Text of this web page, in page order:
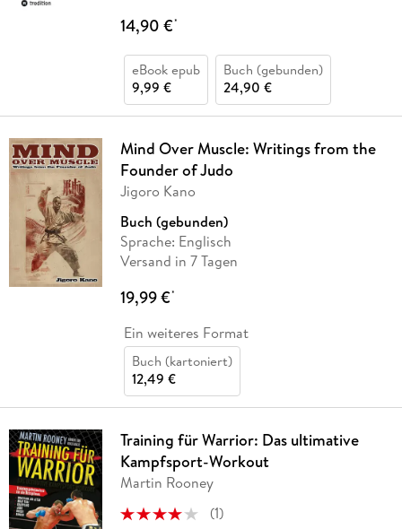
14,90 €*
eBook epub
9,99 €
Buch (gebunden)
24,90 €
Mind Over Muscle: Writings from the
Founder of Judo
Jigoro Kano
Buch (gebunden)
Sprache: Englisch
Versand in 7 Tagen
19,99 €*
Ein weiteres Format
Buch (kartoniert)
12,49 €
Training für Warrior: Das ultimative
Kampfsport-Workout
Martin Rooney
(1)